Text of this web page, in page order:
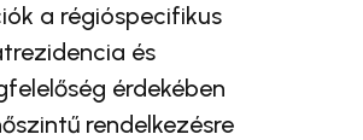
a régióspecifikus
és
érdekében
rendelkezésre